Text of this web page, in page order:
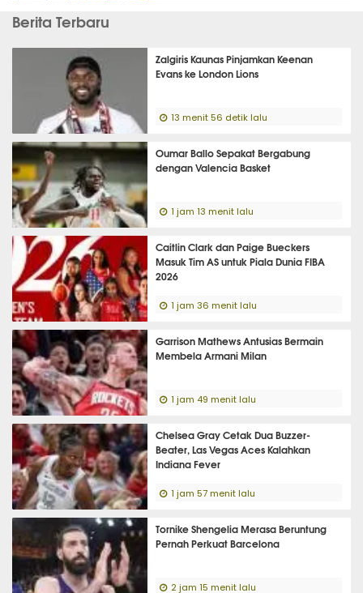
Berita Terbaru
Zalgiris Kaunas Pinjamkan Keenan
Evans ke London Lions
13 menit 56 detik lalu
Oumar Ballo Sepakat Bergabung
dengan Valencia Basket
1 jam 13 menit lalu
Caitlin Clark dan Paige Bueckers
Masuk Tim AS untuk Piala Dunia FIBA
2026
1 jam 36 menit lalu
Garrison Mathews Antusias Bermain
Membela Armani Milan
1 jam 49 menit lalu
Chelsea Gray Cetak Dua Buzzer-
Beater, Las Vegas Aces Kalahkan
Indiana Fever
1 jam 57 menit lalu
Tornike Shengelia Merasa Beruntung
Pernah Perkuat Barcelona
2 jam 15 menit lalu